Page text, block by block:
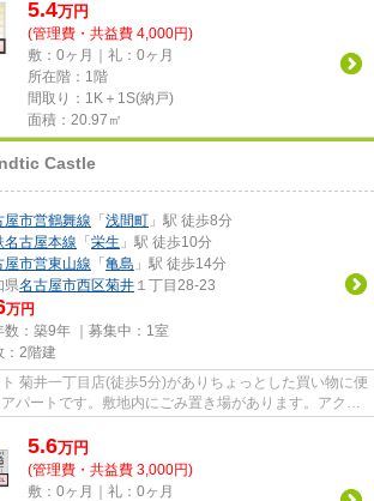
5.4万円
(管理費・共益費 4,000円)
敷：0ヶ月｜礼：0ヶ月
所在階：1階
間取り：1K＋1S(納戸)
面積：20.97㎡
Castle
屋市営鶴舞線 「 浅間町 」駅 徒歩8分
名古屋本線 「 栄生 」駅 徒歩10分
屋市営東山線 「 亀島 」駅 徒歩14分
県名古屋市西区菊井 １丁目28-23
万円
数：築9年 ｜募集中： 1室
：2階建
菊井一丁目店(徒歩5分)がありちょっとした買い物に便
パートです。敷地内にごみ置き場があります。アクセ
5.6万円
(管理費・共益費 3,000円)
敷：0ヶ月｜礼：0ヶ月